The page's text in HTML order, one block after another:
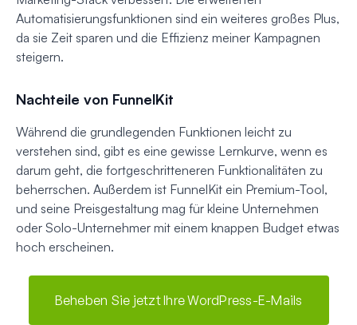
Automatisierungsfunktionen sind ein weiteres großes Plus,
da sie Zeit sparen und die Effizienz meiner Kampagnen
steigern.
Nachteile von FunnelKit
Während die grundlegenden Funktionen leicht zu
verstehen sind, gibt es eine gewisse Lernkurve, wenn es
darum geht, die fortgeschritteneren Funktionalitäten zu
beherrschen. Außerdem ist FunnelKit ein Premium-Tool,
und seine Preisgestaltung mag für kleine Unternehmen
oder Solo-Unternehmer mit einem knappen Budget etwas
hoch erscheinen.
Beheben Sie jetzt Ihre WordPress-E-Mails